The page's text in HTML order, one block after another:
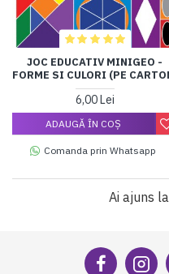
JOC EDUCATIV MINIGEO -
FORME SI CULORI (PE
6,00 Lei
ADAUGĂ ÎN COŞ
Comanda prin Whatsapp
Ai ajuns